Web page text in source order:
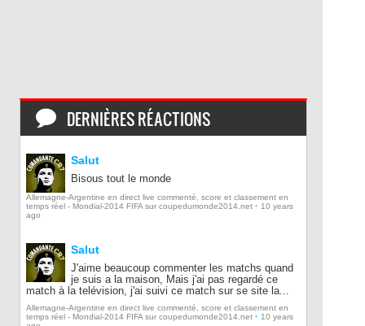
DERNIÈRES RÉACTIONS
Salut
Bisous tout le monde
Allemagne-Argentine en direct live commenté, score et classement en
temps réel - Mondial-2014 FIFA sur coupedumonde2014.net · 10 years
ago
Salut
J'aime beaucoup commenter les matchs quand
je suis a la maison, Mais j'ai pas regardé ce
match à la telévision, j'ai suivi ce match sur se site la...
Allemagne-Argentine en direct live commenté, score et classement en
temps réel - Mondial-2014 FIFA sur coupedumonde2014.net · 10 years